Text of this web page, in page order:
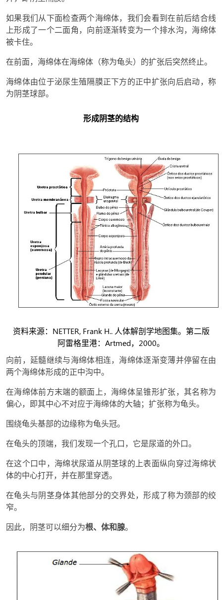
如果我们从下面检查两个海绵体，我们会看到在前后结合线
上形成了一个二面角，向前逐渐转变为一个排水沟，海绵体
被卡住。
在前面，海绵体在海绵体（称为龟头）的扩张后突然终止。
海绵体由位于泌尿生殖隔膜正下方的正中扩张向后启动，称
为阴茎球部。
形成阴茎的结构
资料来源：NETTER, Frank H.. 人体解剖学地图集。第二版
阿雷格里港：Artmed，2000。
向前，延髓继续与海绵体相连，海绵体逐渐变薄并停留在由
两个海绵体形成的正中沟中。
在海绵体前方末端的额面上，海绵体呈锥形扩张，其名称为
偏心，即其中心不对应于海绵体的大轴；扩张称为龟头。
围绕龟头基部的边缘称为龟头冠。
在龟头的顶端，我们发现一个孔口，它是尿道的外口。
在这个口中，海绵状尿道从阴茎球的上表面纵向穿过海绵状
体的中心打开，并在那里穿透。
在龟头与阴茎身体其他部分的交界处，形成了称为颈部的绞
窄。
因此，阴茎可以细分为根、体和腺。